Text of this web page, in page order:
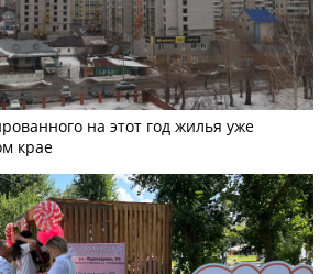
на этот год жилья уже
крае